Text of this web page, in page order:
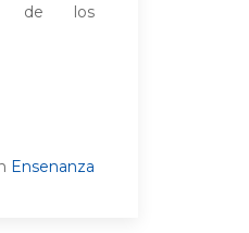
de los
Ensenanza